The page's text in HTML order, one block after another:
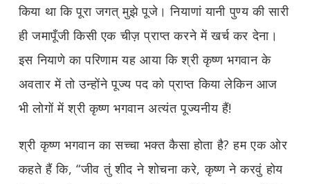
किया था कि पूरा जगत् मुझे पूजे। नियाणां यानी पुण्य की सारी
ही जमापूँजी किसी एक चीज़ प्राप्त करने में खर्च कर देना।
इस नियाणे का परिणाम यह आया कि श्री कृष्ण भगवान के
अवतार में तो उन्होंने पूज्य पद को प्राप्त किया लेकिन आज
भी लोगों में श्री कृष्ण भगवान अत्यंत पूज्यनीय हैं!
श्री कृष्ण भगवान का सच्चा भक्त कैसा होता है? हम एक ओर
कहते हैं कि, “जीव तुं शीद ने शोचना करे, कृष्ण ने करवुं होय